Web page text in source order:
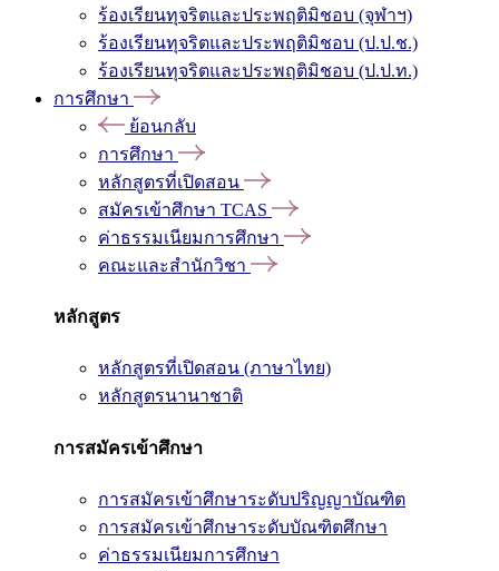
ร้องเรียนทุจริตและประพฤติมิชอบ (จุฬาฯ)
ร้องเรียนทุจริตและประพฤติมิชอบ (ป.ป.ช.)
ร้องเรียนทุจริตและประพฤติมิชอบ (ป.ป.ท.)
การศึกษา
ย้อนกลับ
การศึกษา
หลักสูตรที่เปิดสอน
สมัครเข้าศึกษา TCAS
ค่าธรรมเนียมการศึกษา
คณะและสำนักวิชา
หลักสูตร
หลักสูตรที่เปิดสอน (ภาษาไทย)
หลักสูตรนานาชาติ
การสมัครเข้าศึกษา
การสมัครเข้าศึกษาระดับปริญญาบัณฑิต
การสมัครเข้าศึกษาระดับบัณฑิตศึกษา
ค่าธรรมเนียมการศึกษา